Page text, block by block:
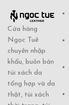
Cửa hàng
Ngọc Tuê
chuyên nhập
khẩu, buôn bán
túi xách da
tổng hợp và da
thật, túi xách